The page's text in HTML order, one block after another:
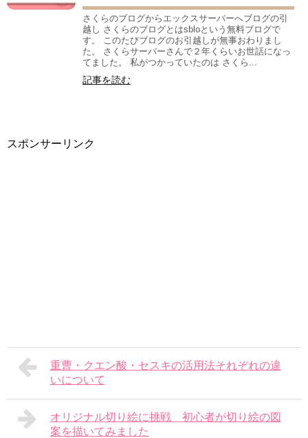
さくらのブログからエックスサーバーへブログの引
越し さくらのブログとはsbloという無料ブログで
す。 このたびブログのお引越しが無事おわりまし
た。 さくらサーバーさんで２年くらいお世話になっ
てました。 私がつかっていたのは さくら...
記事を読む
スポンサーリンク
重曹・クエン酸・セスキの活用法それぞれの違
いについて
オリジナル切り絵に挑戦 初心者が切り絵の図
案を描いてみました